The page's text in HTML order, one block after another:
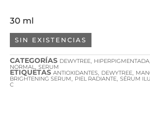
30 ml
SIN EXISTENCIAS
CATEGORÍAS DEWYTREE, HIPERPIGMENTADA
NORMAL , SERUM
ETIQUETAS ANTIOXIDANTES, DEWYTREE,
BRIGHTENING SERUM, PIEL RADIANTE, SÉRUM
C